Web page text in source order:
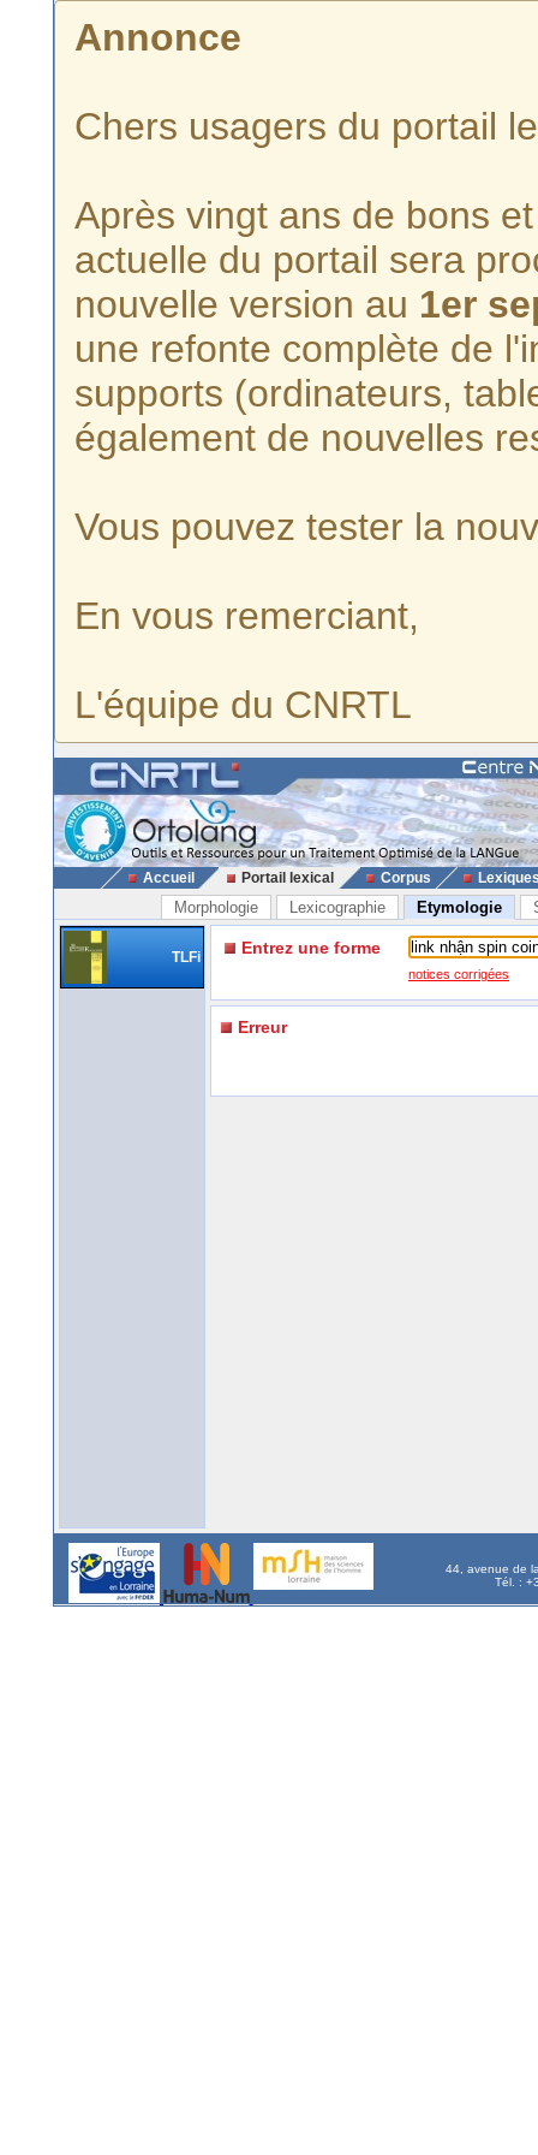
Annonce
Chers usagers du portail
Après vingt ans de bons
actuelle du portail sera
nouvelle version au 1er
une refonte complète de
supports (ordinateurs,
également de nouvelles
Vous pouvez tester la
En vous remerciant,
L'équipe du CNRTL
Accueil Portail lexical Corpus
Morphologie Lexicographie Etymologie
TLFi Entrez une forme
notices corrigées
Erreur
44, avenue de
Tél. :